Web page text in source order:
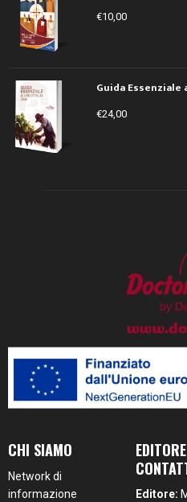
€10,00
Guida Essenziale
€24,00
CHI SIAMO
Network di
informazione
Editore: